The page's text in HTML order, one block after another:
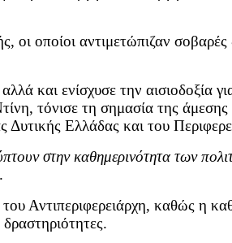
οι οποίοι αντιμετώπιζαν
και ενίσχυσε την αισιοδοξία
τόνισε τη σημασία της
Δυτικής Ελλάδας και του
στην καθημερινότητα των
Αντιπεριφερειάρχη, καθώς η